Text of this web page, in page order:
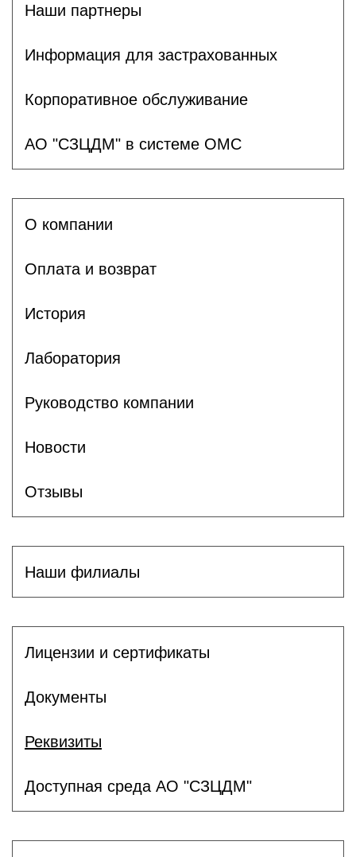
Наши партнеры
Информация для застрахованных
Корпоративное обслуживание
АО "СЗЦДМ" в системе ОМС
О компании
Оплата и возврат
История
Лаборатория
Руководство компании
Новости
Отзывы
Наши филиалы
Лицензии и сертификаты
Документы
Реквизиты
Доступная среда АО "СЗЦДМ"